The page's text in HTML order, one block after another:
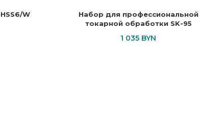
W
Набор для профессиональной
токарной обработки SK-95
1 035 BYN